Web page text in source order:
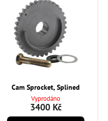
Cam Sprocket, Splined
Vyprodáno
3400 Kč